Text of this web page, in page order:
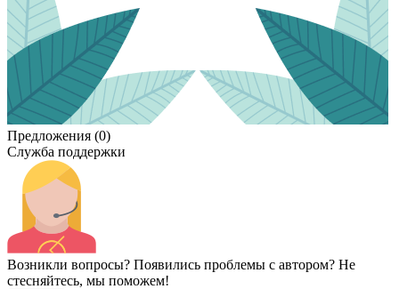
Предложения (0)
Служба поддержки
Возникли вопросы? Появились проблемы с автором? Не
стесняйтесь, мы поможем!